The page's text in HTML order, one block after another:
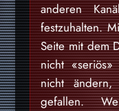
anderen
festzuhalten.
Seite mit dem
nicht
nicht
gefallen.